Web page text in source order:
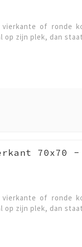
of ronde
op zijn plek, dan
70x70
of ronde
op zijn plek, dan